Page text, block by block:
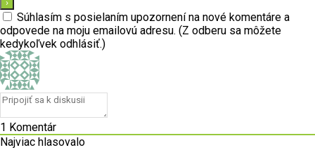
Súhlasím s posielaním upozornení na nové komentáre a
odpovede na moju emailovú adresu. (Z odberu sa môžete
kedykoľvek odhlásiť.)
1 Komentár
Najviac hlasovalo